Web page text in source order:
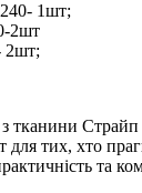
1шт;
2шт
2шт;
з тканини
для тих, хто
та